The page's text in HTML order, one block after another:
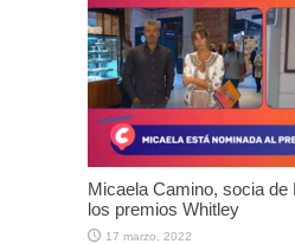
Micaela Camino, socia de
los premios Whitley
17 marzo, 2022